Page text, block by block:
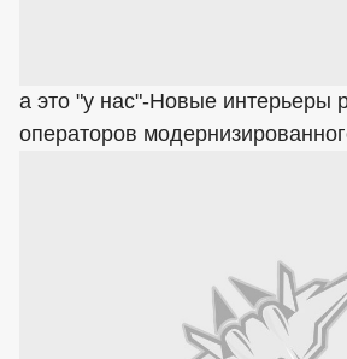
а это "у нас"-Новые интерьеры
операторов